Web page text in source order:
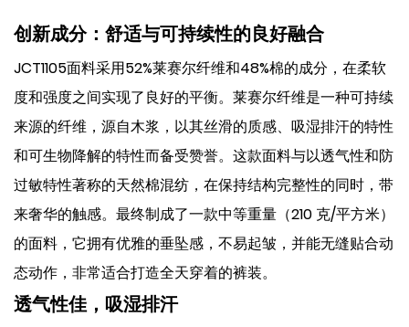
创新成分：舒适与可持续性的良好融合
JCT1105面料采用52%莱赛尔纤维和48%棉的成分，在柔软
度和强度之间实现了良好的平衡。莱赛尔纤维是一种可持续
来源的纤维，源自木浆，以其丝滑的质感、吸湿排汗的特性
和可生物降解的特性而备受赞誉。这款面料与以透气性和防
过敏特性著称的天然棉混纺，在保持结构完整性的同时，带
来奢华的触感。最终制成了一款中等重量（210 克/平方米）
的面料，它拥有优雅的垂坠感，不易起皱，并能无缝贴合动
态动作，非常适合打造全天穿着的裤装。
透气性佳，吸湿排汗